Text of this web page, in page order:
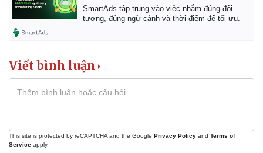
Kinh tế
Khởi nghiệp
Thị trường
Giá vàng
SmartAds tập trung vào việc nhắm đúng đối
tượng, đúng ngữ cảnh và thời điểm để tối ưu.
Viết bình luận
This site is protected by reCAPTCHA and the Google Privacy Policy and Terms of
Service apply.